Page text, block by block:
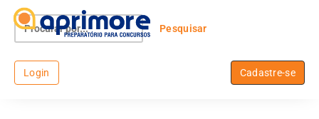
Login Cadastre-se